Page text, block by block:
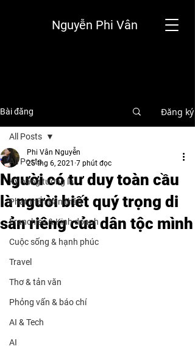
Nguyễn Phi Vân
Bài đăng Đăng ký
All Posts
Kỹ năng tương lai
Phát triển bản thân
Franchise & Kinh doanh
Cuộc sống & hạnh phúc
Travel
Thơ & tản văn
Phỏng vấn & báo chí
AI & Tech
AI
All Posts
Người có tư duy toàn cầu
là người biết quý trọng di
sản riêng của dân tộc mình
Phi Vân Nguyễn
25 thg 6, 2021 7 phút đọc